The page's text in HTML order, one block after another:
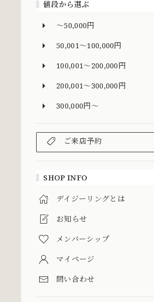
値段から選ぶ
～50,000円
50,001～100,000円
100,001～200,000円
200,001～300,000円
300,000円～
ご来店予約
SHOP INFO
デイジーリングとは
お知らせ
メンバーシップ
マイページ
問い合わせ